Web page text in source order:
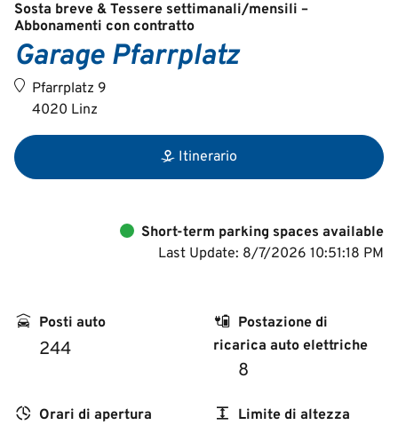
Deutsch
English
Sosta breve & Tessere settimanali/mensili –
Abbonamenti con contratto
Garage Pfarrplatz
Pfarrplatz 9
4020 Linz
Itinerario
Short-term parking spaces available
Last Update: 8/7/2026 10:51:18 PM
Posti auto
244
Postazione di
ricarica auto elettriche
8
Orari di apertura
Limite di altezza